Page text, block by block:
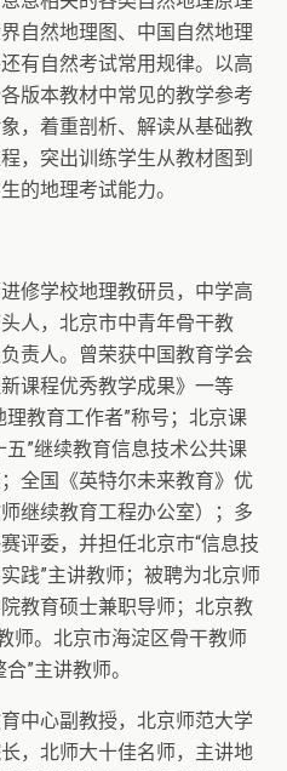
自然地理图、中国自然地理
有自然考试常用规律。以高
版本教材中常见的教学参考
，着重剖析、解读从基础教
，突出训练学生从教材图到
的地理考试能力。
修学校地理教研员，中学高
人，北京市中青年骨干教
责人。曾荣获中国教育学会
课程优秀教学成果》一等
教育工作者”称号；北京课
”继续教育信息技术公共课
全国《英特尔未来教育》优
继续教育工程办公室）；多
评委，并担任北京市“信息技
践”主讲教师；被聘为北京师
教育硕士兼职导师；北京教
师。北京市海淀区骨干教师
”主讲教师。
中心副教授，北京师范大学
，北师大十佳名师，主讲地